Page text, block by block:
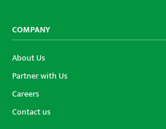
COMPANY
About Us
Partner with Us
Careers
Contact us